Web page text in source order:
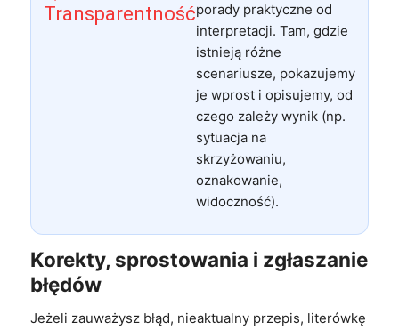
Transparentnośćporady praktyczne od
interpretacji. Tam, gdzie
istnieją różne
scenariusze, pokazujemy
je wprost i opisujemy, od
czego zależy wynik (np.
sytuacja na
skrzyżowaniu,
oznakowanie,
widoczność).
Korekty, sprostowania i zgłaszanie
błędów
Jeżeli zauważysz błąd, nieaktualny przepis, literówkę